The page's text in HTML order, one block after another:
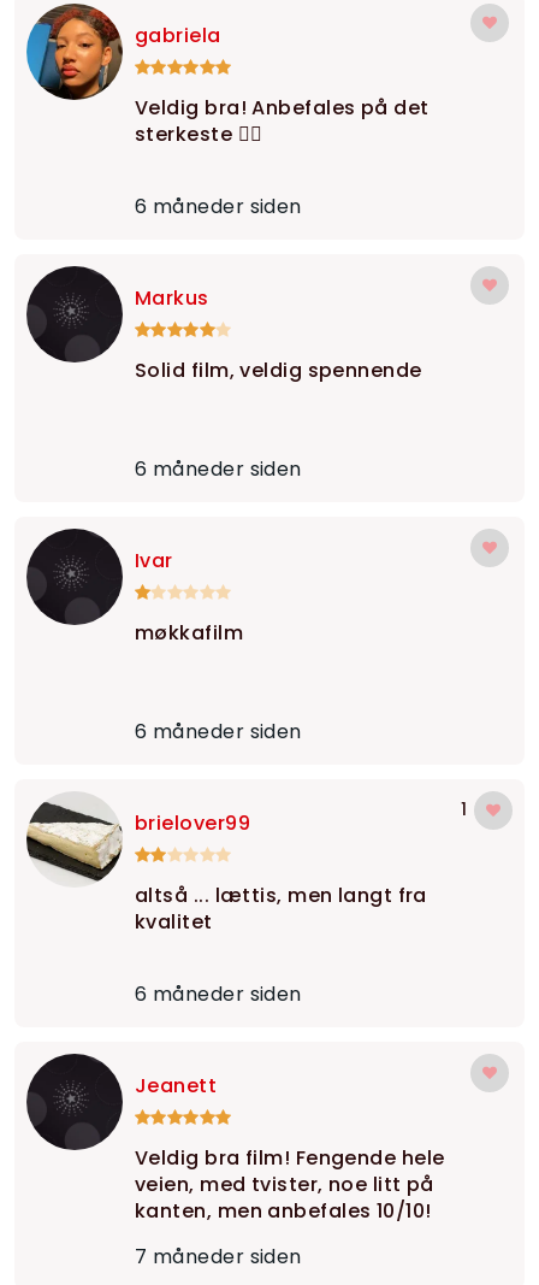
gabriela
Veldig bra! Anbefales på det
sterkeste 🙂‍↕️
6 måneder siden
Markus
Solid film, veldig spennende
6 måneder siden
Ivar
møkkafilm
6 måneder siden
brielover99
altså ... lættis, men langt fra
kvalitet
6 måneder siden
1
Jeanett
Veldig bra film! Fengende hele
veien, med tvister, noe litt på
kanten, men anbefales 10/10!
7 måneder siden